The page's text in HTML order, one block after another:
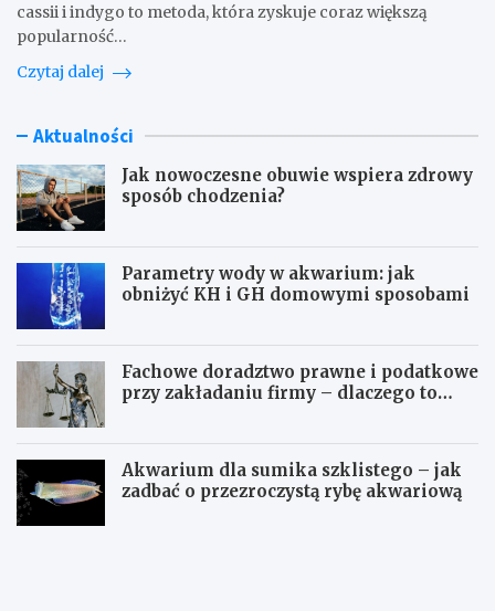
cassii i indygo to metoda, która zyskuje coraz większą
popularność…
Czytaj dalej
Aktualności
Jak nowoczesne obuwie wspiera zdrowy
sposób chodzenia?
Parametry wody w akwarium: jak
obniżyć KH i GH domowymi sposobami
Fachowe doradztwo prawne i podatkowe
przy zakładaniu firmy – dlaczego to
Akwarium dla sumika szklistego – jak
zadbać o przezroczystą rybę akwariową
J
P